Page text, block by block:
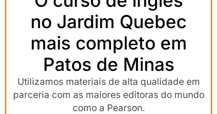
no Jardim Quebec
mais completo em
Patos de Minas
Utilizamos materiais de alta qualidade em
parceria com as maiores editoras do mundo
como a Pearson.